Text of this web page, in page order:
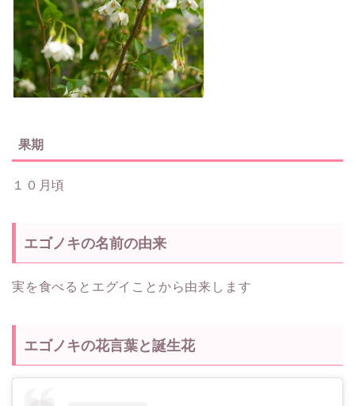
果期
１０月頃
エゴノキの名前の由来
実を食べるとエグイことから由来します
エゴノキの花言葉と誕生花